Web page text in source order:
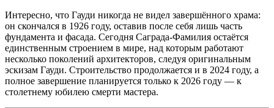
Интересно, что Гауди никогда не видел завершённого храма:
он скончался в 1926 году, оставив после себя лишь часть
фундамента и фасада. Сегодня Саграда-Фамилия остаётся
единственным строением в мире, над которым работают
несколько поколений архитекторов, следуя оригинальным
эскизам Гауди. Строительство продолжается и в 2024 году, а
полное завершение планируется только к 2026 году — к
столетнему юбилею смерти мастера.